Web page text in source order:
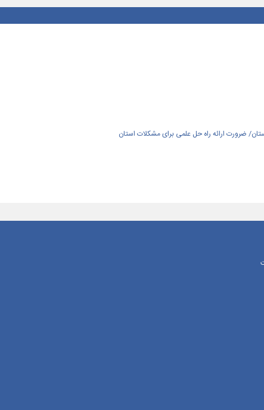
ضرورت ارائه راه حل علمی برای مشکلات استان